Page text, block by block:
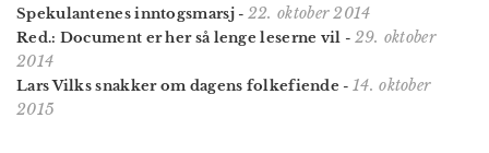
Spekulantenes inntogsmarsj- 22. oktober 2014
Red.: Document er her så lenge leserne vil - 29. oktober
2014
Lars Vilks snakker om dagens folkefiende - 14. oktober
2015